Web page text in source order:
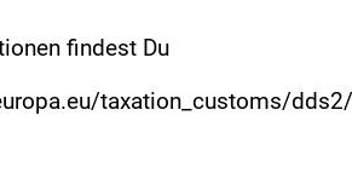
findest Du
taxation_customs/